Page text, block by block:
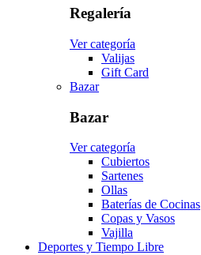
Regalería
Ver categoría
Valijas
Gift Card
Bazar
Bazar
Ver categoría
Cubiertos
Sartenes
Ollas
Baterías de Cocinas
Copas y Vasos
Vajilla
Deportes y Tiempo Libre